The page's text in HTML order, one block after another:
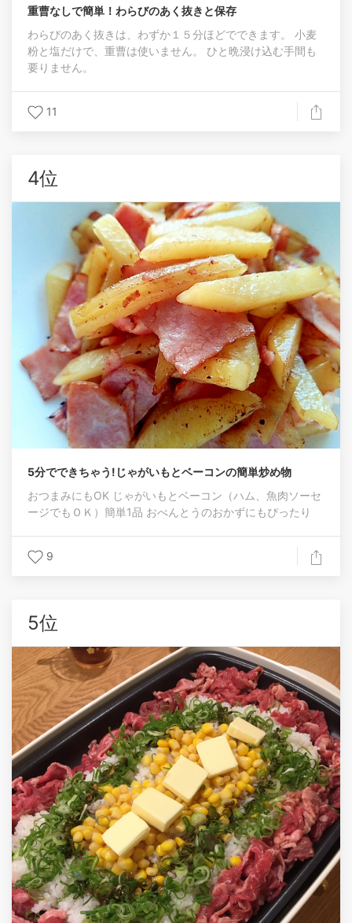
重曹なしで簡単！わらびのあく抜きと保存
わらびのあく抜きは、わずか１５分ほどでできます。 小麦
粉と塩だけで、重曹は使いません。 ひと晩浸け込む手間も
要りません。
11
4位
5分でできちゃう!じゃがいもとベーコンの簡単炒め物
おつまみにもOK じゃがいもとベーコン（ハム、魚肉ソーセ
ージでもＯＫ）簡単1品 おべんとうのおかずにもぴったり
9
5位